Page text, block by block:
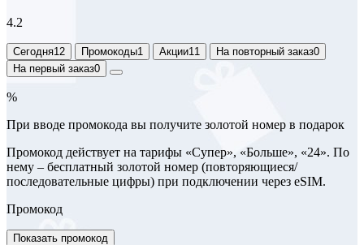
4.2
Сегодня12 Промокоды1 Акции11 На повторный заказ0
На первый заказ0
%
При вводе промокода вы получите золотой номер в подарок
Промокод действует на тарифы «Супер», «Больше», «24». По
нему – бесплатный золотой номер (повторяющиеся/
последовательные цифры) при подключении через eSIM.
Промокод
Показать промокод